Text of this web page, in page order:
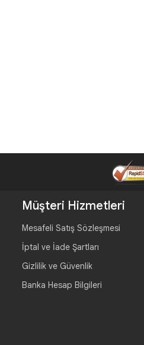
Müşteri Hizmetleri
Mesafeli Satış Sözleşmesi
İptal ve İade Şartları
Gizlilik ve Güvenlik
Banka Hesap Bilgileri